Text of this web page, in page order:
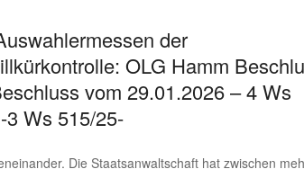
der
OLG Hamm
vom 29.01.2026 – 4 Ws
3 Ws 515/25-
Die Staatsanwaltschaft hat zwischen